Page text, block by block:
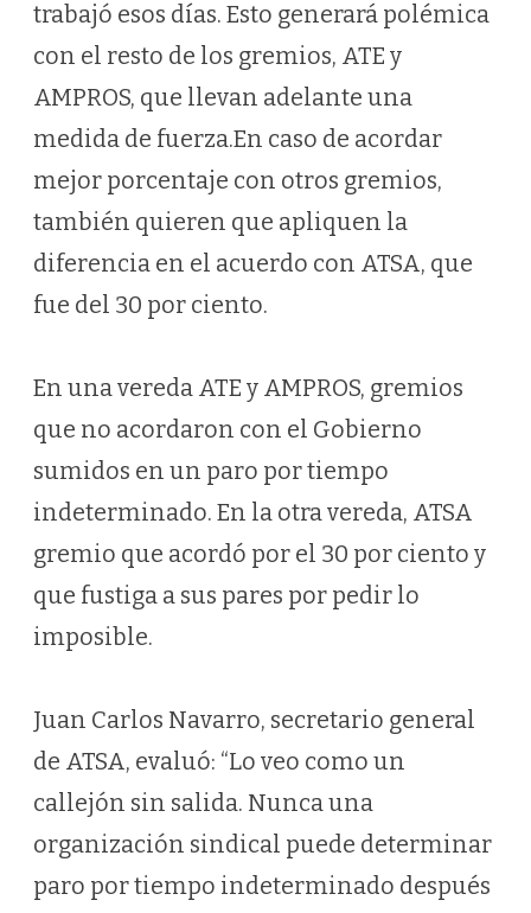
trabajó esos días. Esto generará polémica
con el resto de los gremios, ATE y
AMPROS, que llevan adelante una
medida de fuerza.En caso de acordar
mejor porcentaje con otros gremios,
también quieren que apliquen la
diferencia en el acuerdo con ATSA, que
fue del 30 por ciento.
En una vereda ATE y AMPROS, gremios
que no acordaron con el Gobierno
sumidos en un paro por tiempo
indeterminado. En la otra vereda, ATSA
gremio que acordó por el 30 por ciento y
que fustiga a sus pares por pedir lo
imposible.
Juan Carlos Navarro, secretario general
de ATSA, evaluó: “Lo veo como un
callejón sin salida. Nunca una
organización sindical puede determinar
paro por tiempo indeterminado después